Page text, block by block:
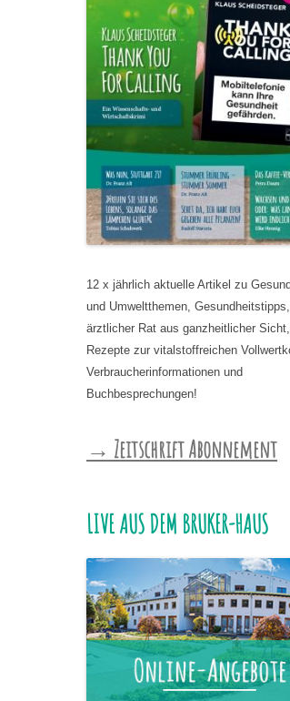
12 x jährlich aktuelle Artikel zu
und Umweltthemen, Gesundheitstipps,
ärztlicher Rat aus ganzheitlicher Sicht,
Rezepte zur vitalstoffreichen
Verbraucherinformationen und
Buchbesprechungen!
→ Zeitschrift Abonnement
LIVE AUS DEM BRUKER-HAUS